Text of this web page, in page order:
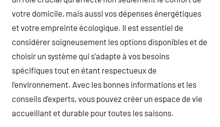
votre domicile, mais aussi vos dépenses énergétiques
et votre empreinte écologique. Il est essentiel de
considérer soigneusement les options disponibles et de
choisir un système qui s’adapte à vos besoins
spécifiques tout en étant respectueux de
l’environnement. Avec les bonnes informations et les
conseils d’experts, vous pouvez créer un espace de vie
accueillant et durable pour toutes les saisons.